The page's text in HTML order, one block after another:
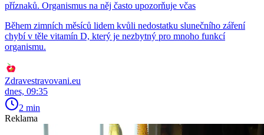
příznaků. Organismus na něj často upozorňuje včas
Během zimních měsíců lidem kvůli nedostatku slunečního záření
chybí v těle vitamín D, který je nezbytný pro mnoho funkcí
organismu.
Zdravestravovani.eu
dnes, 09:35
2 min
Reklama